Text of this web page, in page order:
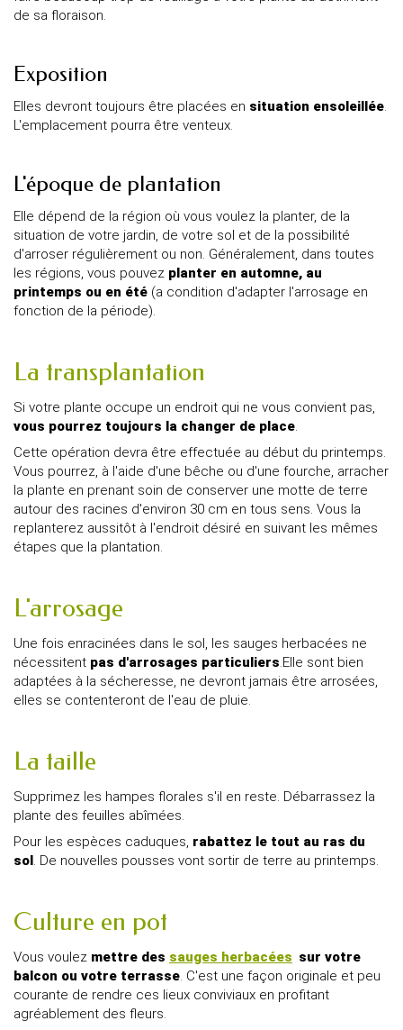
de sa floraison.
Exposition
Elles devront toujours être placées en situation ensoleillée.
L'emplacement pourra être venteux.
L'époque de plantation
Elle dépend de la région où vous voulez la planter, de la
situation de votre jardin, de votre sol et de la possibilité
d'arroser régulièrement ou non. Généralement, dans toutes
les régions, vous pouvez planter en automne, au
printemps ou en été (a condition d'adapter l'arrosage en
fonction de la période).
La transplantation
Si votre plante occupe un endroit qui ne vous convient pas,
vous pourrez toujours la changer de place.
Cette opération devra être effectuée au début du printemps.
Vous pourrez, à l'aide d'une bêche ou d'une fourche, arracher
la plante en prenant soin de conserver une motte de terre
autour des racines d'environ 30 cm en tous sens. Vous la
replanterez aussitôt à l'endroit désiré en suivant les mêmes
étapes que la plantation.
L'arrosage
Une fois enracinées dans le sol, les sauges herbacées ne
nécessitent pas d'arrosages particuliers.Elle sont bien
adaptées à la sécheresse, ne devront jamais être arrosées,
elles se contenteront de l'eau de pluie.
La taille
Supprimez les hampes florales s'il en reste. Débarrassez la
plante des feuilles abîmées.
Pour les espèces caduques, rabattez le tout au ras du
sol. De nouvelles pousses vont sortir de terre au printemps.
Culture en pot
Vous voulez mettre des sauges herbacées sur votre
balcon ou votre terrasse. C'est une façon originale et peu
courante de rendre ces lieux conviviaux en profitant
agréablement des fleurs.